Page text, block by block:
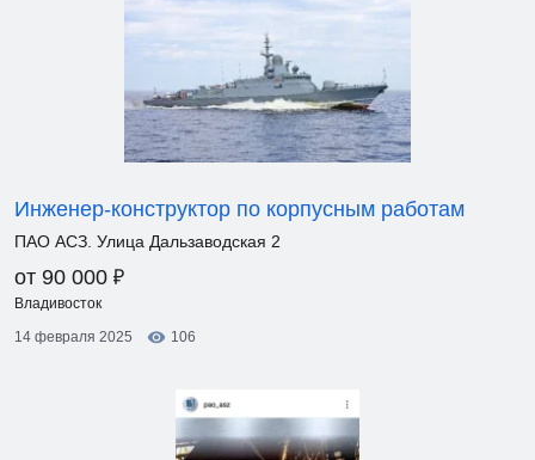
Инженер-конструктор по корпусным работам
ПАО АСЗ. Улица Дальзаводская 2
от 90 000 ₽
Владивосток
14 февраля 2025
106